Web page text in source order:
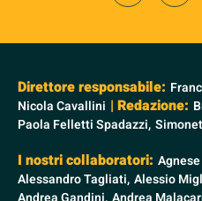
Direttore responsabile:
Nicola Cavallini | Redazione:
Paola Felletti Spadazzi,
I nostri collaboratori:
Alessandro Tagliati, Alessio